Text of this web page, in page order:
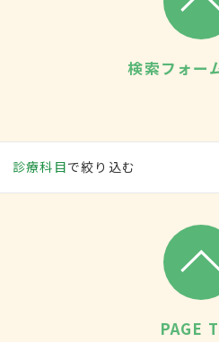
検索フォー
診療科目で絞り込む
PAGE